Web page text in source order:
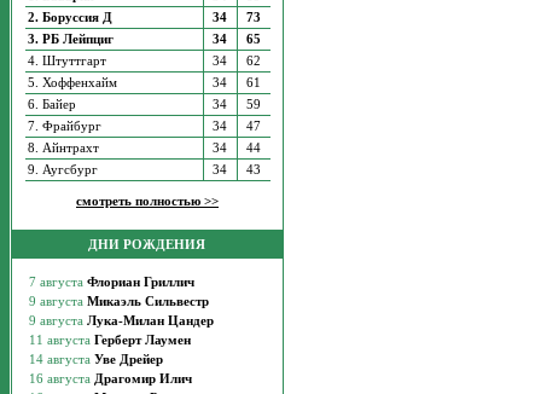
2. Боруссия Д
34
73
3. РБ Лейпциг
34
65
4. Штуттгарт
34
62
5. Хоффенхайм
34
61
6. Байер
34
59
7. Фрайбург
34
47
8. Айнтрахт
34
44
9. Аугсбург
34 43
смотреть полностью >>
ДНИ РОЖДЕНИЯ